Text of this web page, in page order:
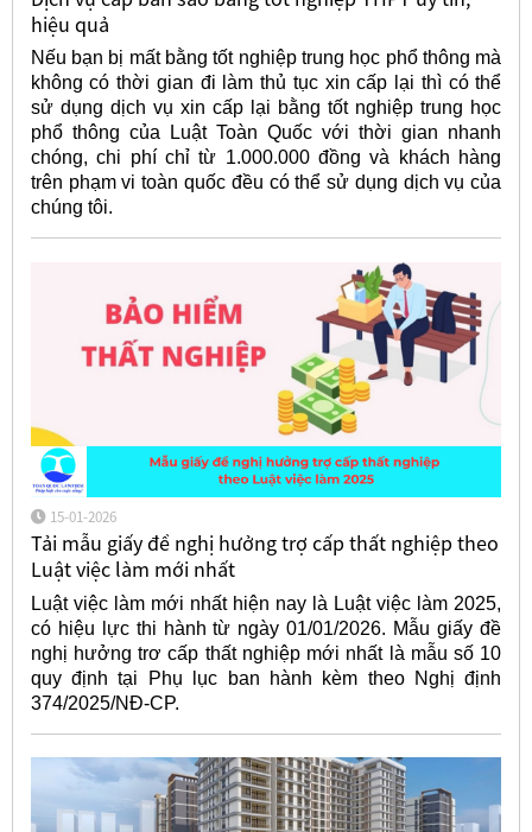
hiệu quả
Nếu bạn bị mất bằng tốt nghiệp trung học phổ thông mà
không có thời gian đi làm thủ tục xin cấp lại thì có thể
sử dụng dịch vụ xin cấp lại bằng tốt nghiệp trung học
phổ thông của Luật Toàn Quốc với thời gian nhanh
chóng, chi phí chỉ từ 1.000.000 đồng và khách hàng
trên phạm vi toàn quốc đều có thể sử dụng dịch vụ của
chúng tôi.
15-01-2026
Tải mẫu giấy đề nghị hưởng trợ cấp thất nghiệp theo
Luật việc làm mới nhất
Luật việc làm mới nhất hiện nay là Luật việc làm 2025,
có hiệu lực thi hành từ ngày 01/01/2026. Mẫu giấy đề
nghị hưởng trơ cấp thất nghiệp mới nhất là mẫu số 10
quy định tại Phụ lục ban hành kèm theo Nghị định
374/2025/NĐ-CP.